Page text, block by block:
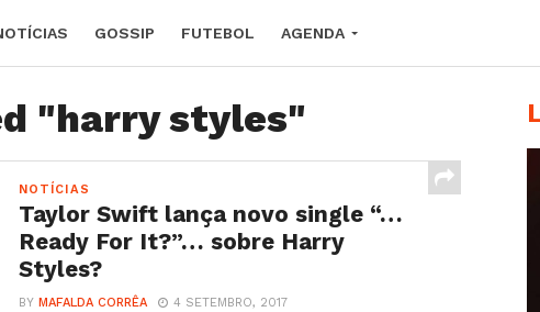
GOSSIP FUTEBOL AGENDA
"harry styles"
NOTÍCIAS
Taylor Swift lança novo single “…
Ready For It?”… sobre Harry
Styles?
BYMAFALDA CORRÊA 4 SETEMBRO, 2017